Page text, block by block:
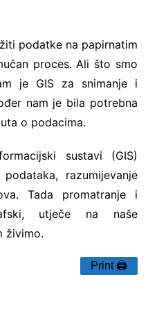
podatke na papirnatim
proces. Ali što smo
je GIS za snimanje i
nam je bila potrebna
o podacima.
sustavi (GIS)
razumijevanje
Tada promatranje i
utječe na naše
živimo.
Print 🖨